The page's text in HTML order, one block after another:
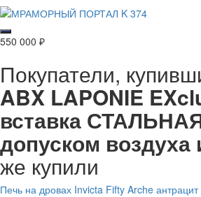
550 000 ₽
Покупатели,
ABX LAPONIE
вставка
допуском воздуха
же купили
Печь на дровах Invicta Fifty Arche антрацит